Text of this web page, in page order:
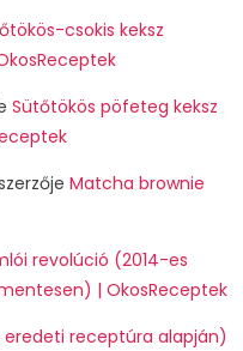
csokis keksz
Sütőtökös pöfeteg keksz
Matcha brownie
revolúció (2014-es
| OkosReceptek
receptúra alapján)